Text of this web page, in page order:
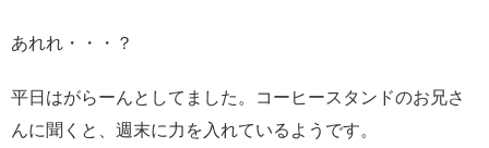
あれれ・・・？
平日はがらーんとしてました。コーヒースタンドのお兄さ
んに聞くと、週末に力を入れているようです。